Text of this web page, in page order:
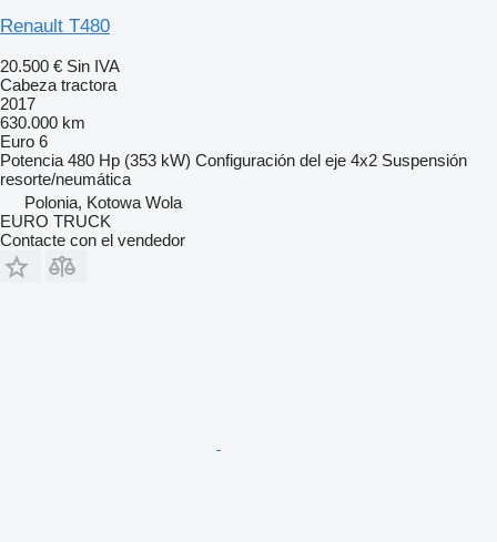
Renault T480
20.500 € Sin IVA
Cabeza tractora
2017
630.000 km
Euro 6
Potencia 480 Hp (353 kW) Configuración del eje 4x2 Suspensión
resorte/neumática
Polonia, Kotowa Wola
EURO TRUCK
Contacte con el vendedor